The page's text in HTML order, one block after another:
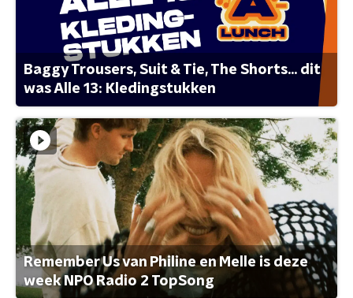
Baggy Trousers, Suit & Tie, The Shorts... dit
was Alle 13: Kledingstukken
Remember Us van Philine en Melle is deze
week NPO Radio 2 TopSong